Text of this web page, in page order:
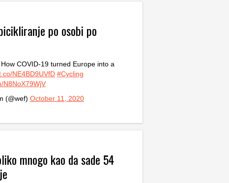
po osobi po
COVID-19 turned Europe into a
NE4BD9UVfD #Cycling
N8NoX79WjV
(@wef) October 11, 2020
mnogo kao da sade 54